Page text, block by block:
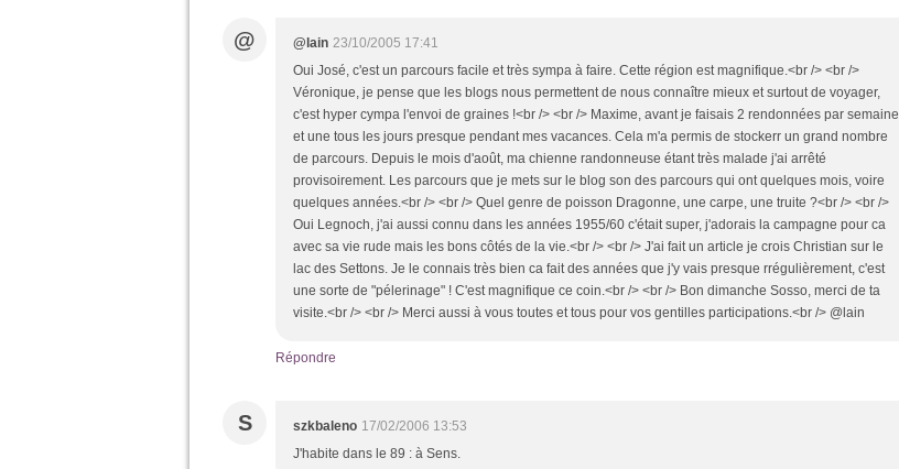
@ @lain 23/10/2005 17:41
Oui José, c'est un parcours facile et très sympa à faire. Cette région est magnifique.<br /> <br />
Véronique, je pense que les blogs nous permettent de nous connaître mieux et surtout de voyager,
c'est hyper cympa l'envoi de graines !<br /> <br /> Maxime, avant je faisais 2 rendonnées par semaine
et une tous les jours presque pendant mes vacances. Cela m'a permis de stockerr un grand nombre
de parcours. Depuis le mois d'août, ma chienne randonneuse étant très malade j'ai arrêté
provisoirement. Les parcours que je mets sur le blog son des parcours qui ont quelques mois, voire
quelques années.<br /> <br /> Quel genre de poisson Dragonne, une carpe, une truite ?<br /> <br />
Oui Legnoch, j'ai aussi connu dans les années 1955/60 c'était super, j'adorais la campagne pour ca
avec sa vie rude mais les bons côtés de la vie.<br /> <br /> J'ai fait un article je crois Christian sur le
lac des Settons. Je le connais très bien ca fait des années que j'y vais presque rrégulièrement, c'est
une sorte de "pélerinage" ! C'est magnifique ce coin.<br /> <br /> Bon dimanche Sosso, merci de ta
visite.<br /> <br /> Merci aussi à vous toutes et tous pour vos gentilles participations.<br /> @lain
Répondre
S szkbaleno 17/02/2006 13:53
J'habite dans le 89 : à Sens.